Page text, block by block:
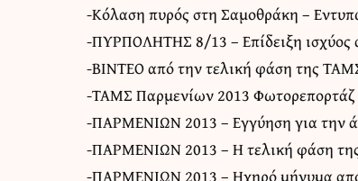
-Κόλαση πυρός στη Σαμοθράκη –
-ΠΥΡΠΟΛΗΤΗΣ 8/13 – Επίδειξη ισχύος
-BINTEO από την τελική φάση της
-ΤΑΜΣ Παρμενίων 2013
-ΠΑΡΜΕΝΙΩΝ 2013 – Εγγύηση για την
-ΠΑΡΜΕΝΙΩΝ 2013 – Η τελική φάση
-ΠΑΡΜΕΝΙΩΝ 2013 – Ηχηρό μήνυμα